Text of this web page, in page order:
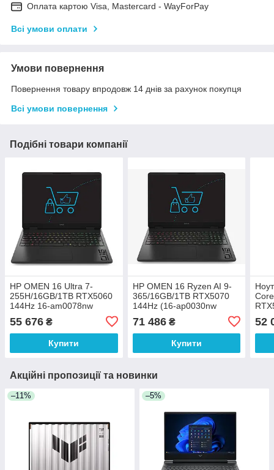
Оплата картою Visa, Mastercard - WayForPay
Всі умови оплати
Умови повернення
Повернення товару впродовж 14 днів за рахунок покупця
Всі умови повернення
Подібні товари компанії
HP OMEN 16 Ultra 7-
255H/16GB/1TB RTX5060
144Hz 16-am0078nw
55 676 ₴
Купити
HP OMEN 16 Ryzen AI 9-
365/16GB/1TB RTX5070
144Hz (16-ap0030nw
71 486₴
Купити
52
Акційні пропозиції та новинки
–11% –5%